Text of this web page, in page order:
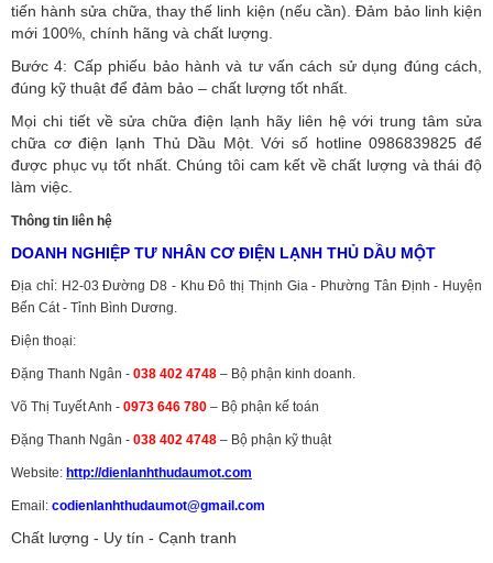
tiến hành sửa chữa, thay thế linh kiện (nếu cần). Đảm bảo linh kiện
mới 100%, chính hãng và chất lượng.
Bước 4: Cấp phiếu bảo hành và tư vấn cách sử dụng đúng cách,
đúng kỹ thuật để đảm bảo – chất lượng tốt nhất.
Mọi chi tiết về sửa chữa điện lạnh hãy liên hệ với trung tâm sửa
chữa cơ điện lạnh Thủ Dầu Một. Với số hotline 0986839825 để
được phục vụ tốt nhất. Chúng tôi cam kết về chất lượng và thái độ
làm việc.
Thông tin liên hệ
DOANH NGHIỆP TƯ NHÂN CƠ ĐIỆN LẠNH THỦ DẦU MỘT
Địa chỉ: H2-03 Đường D8 - Khu Đô thị Thịnh Gia - Phường Tân Định - Huyện
Bến Cát - Tỉnh Bình Dương.
Điện thoại:
Đặng Thanh Ngân - 038 402 4748 – Bộ phận kinh doanh.
Võ Thị Tuyết Anh - 0973 646 780 – Bộ phận kế toán
Đặng Thanh Ngân - 038 402 4748 – Bộ phận kỹ thuật
Website: http://dienlanhthudaumot.com
Email: codienlanhthudaumot@gmail.com
Chất lượng - Uy tín - Cạnh tranh